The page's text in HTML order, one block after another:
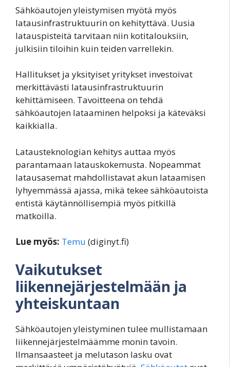
Sähköautojen yleistymisen myötä myös
latausinfrastruktuurin on kehityttävä. Uusia
latauspisteitä tarvitaan niin kotitalouksiin,
julkisiin tiloihin kuin teiden varrellekin.
Hallitukset ja yksityiset yritykset investoivat
merkittävästi latausinfrastruktuurin
kehittämiseen. Tavoitteena on tehdä
sähköautojen lataaminen helpoksi ja käteväksi
kaikkialla.
Latausteknologian kehitys auttaa myös
parantamaan latauskokemusta. Nopeammat
latausasemat mahdollistavat akun lataamisen
lyhyemmässä ajassa, mikä tekee sähköautoista
entistä käytännöllisempiä myös pitkillä
matkoilla.
Lue myös: Temu (diginyt.fi)
Vaikutukset
liikennejärjestelmään ja
yhteiskuntaan
Sähköautojen yleistyminen tulee mullistamaan
liikennejärjestelmäämme monin tavoin.
Ilmansaasteet ja melutason lasku ovat